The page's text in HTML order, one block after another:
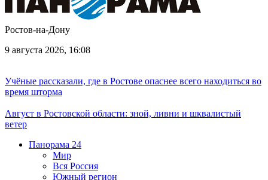
Ростов-на-Дону
9 августа 2026, 16:08
Учёные рассказали, где в Ростове опаснее всего находиться во
время шторма
Август в Ростовской области: зной, ливни и шквалистый
ветер
Панорама 24
Мир
Вся Россия
Южный регион